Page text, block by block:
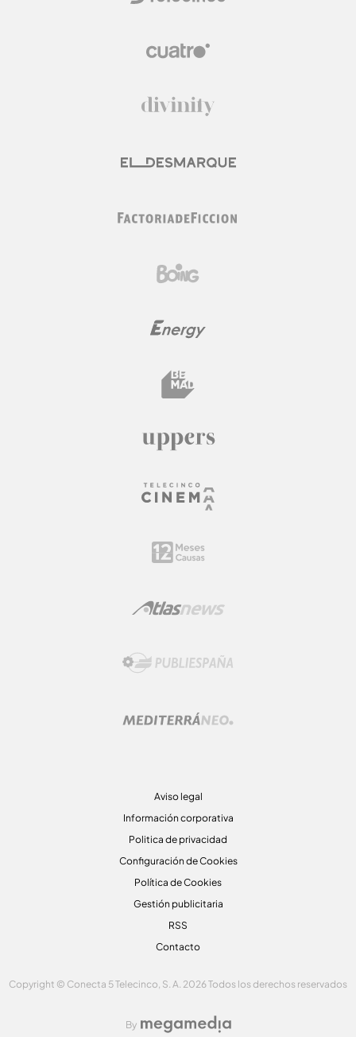
Aviso legal
Información corporativa
Politica de privacidad
Configuración de Cookies
Política de Cookies
Gestión publicitaria
RSS
Contacto
Copyright © Conecta 5 Telecinco, S. A. 2026 Todos los derechos reservados
By